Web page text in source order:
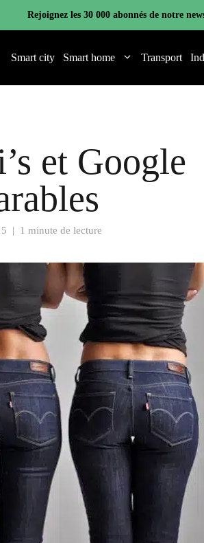
Rejoignez les 30 000 abonnés de notre
Smart city Smart home Transport
et Google
| 1 minute de lecture